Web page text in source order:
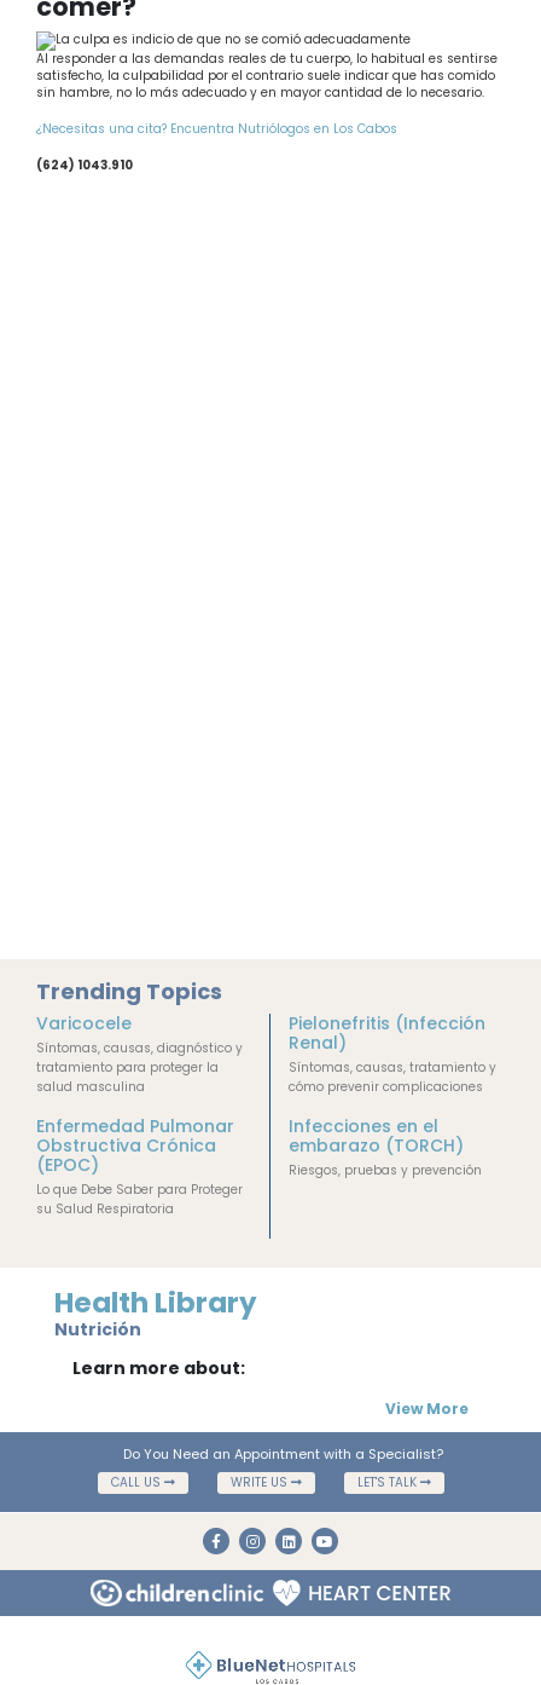
Al responder a las demandas reales de tu cuerpo, lo habitual es sentirse
satisfecho, la culpabilidad por el contrario suele indicar que has comido
sin hambre, no lo más adecuado y en mayor cantidad de lo necesario.
¿Necesitas una cita? Encuentra Nutriólogos en Los Cabos
(624) 1043.910
Trending Topics
Varicocele
Síntomas, causas, diagnóstico y
tratamiento para proteger la
salud masculina
Pielonefritis (Infección
Renal)
Síntomas, causas, tratamiento y
cómo prevenir complicaciones
Enfermedad Pulmonar
Obstructiva Crónica
(EPOC)
Lo que Debe Saber para Proteger
su Salud Respiratoria
Infecciones en el
embarazo (TORCH)
Riesgos, pruebas y prevención
Health Library
Nutrición
Learn more about:
View More
Do You Need an Appointment with a Specialist?
CALL US WRITE US LET'S TALK